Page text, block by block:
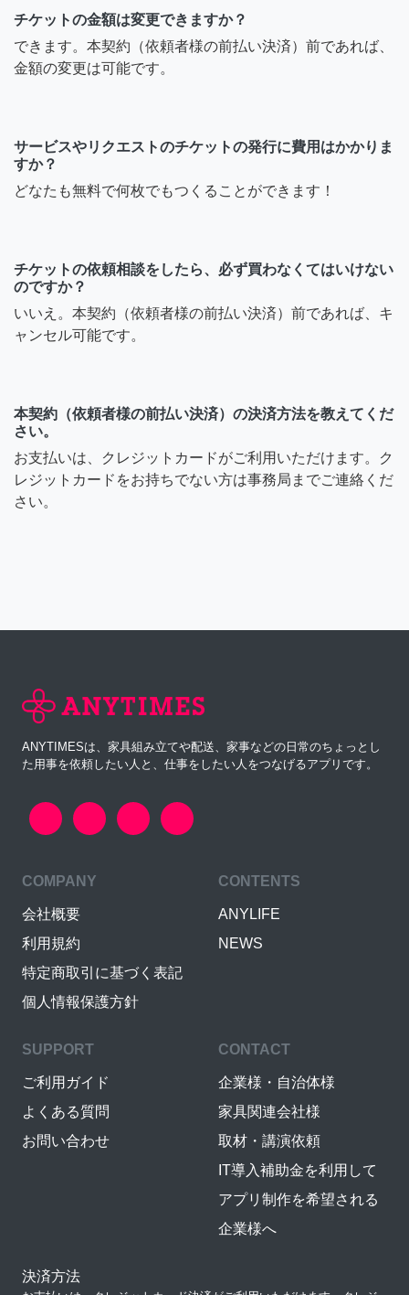
チケットの金額は変更できますか？
できます。本契約（依頼者様の前払い決済）前であれば、
金額の変更は可能です。
サービスやリクエストのチケットの発行に費用はかかりま
すか？
どなたも無料で何枚でもつくることができます！
チケットの依頼相談をしたら、必ず買わなくてはいけない
のですか？
いいえ。本契約（依頼者様の前払い決済）前であれば、キ
ャンセル可能です。
本契約（依頼者様の前払い決済）の決済方法を教えてくだ
さい。
お支払いは、クレジットカードがご利用いただけます。ク
レジットカードをお持ちでない方は事務局までご連絡くだ
さい。
ANYTIMESは、家具組み立てや配送、家事などの日常のちょっとし
た用事を依頼したい人と、仕事をしたい人をつなげるアプリです。
COMPANY
会社概要
利用規約
特定商取引に基づく表記
個人情報保護方針
CONTENTS
ANYLIFE
NEWS
SUPPORT
ご利用ガイド
よくある質問
お問い合わせ
CONTACT
企業様・自治体様
家具関連会社様
取材・講演依頼
IT導入補助金を利用して
アプリ制作を希望される
企業様へ
決済方法